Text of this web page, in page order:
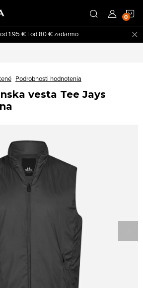
1.95 € | od 80 € zadarmo
Podrobnosti hodnotenia
vesta Tee Jays